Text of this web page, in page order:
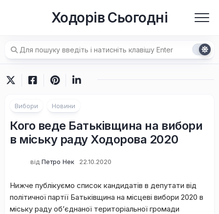
Ходорів Сьогодні
Вибори Новини
Кого веде Батьківщина на вибори
в міську раду Ходорова 2020
від Петро Нек 22.10.2020
Нижче публікуємо список кандидатів в депутати від
політичної партії Батьківщина на місцеві вибори 2020 в
міську раду об’єднаної територіальної громади